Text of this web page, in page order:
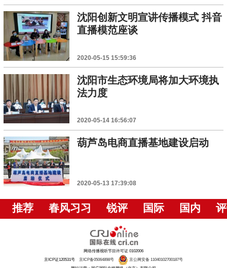
沈阳创新文明宣讲传播模式 抖音
直播模范座谈
2020-05-15 15:59:36
沈阳市生态环境局将加大环境执
法力度
2020-05-14 16:56:07
葫芦岛电商直播基地建设启动
2020-05-13 17:39:08
推荐 春风习习 锐评 国际 国内
网络传播视听节目许可证 0102006
京ICP证120531号 京ICP备05064898号
京公网安备 11040102700187号